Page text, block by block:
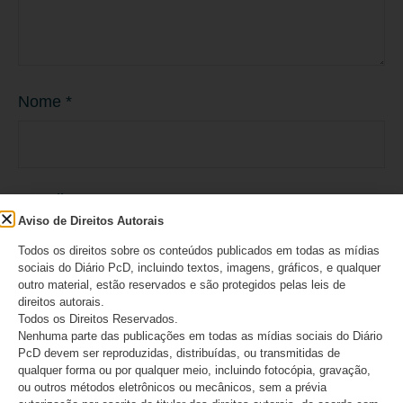
Nome *
E-mail*
Site
Aviso de Direitos Autorais
Todos os direitos sobre os conteúdos publicados em todas as mídias
sociais do Diário PcD, incluindo textos, imagens, gráficos, e qualquer
outro material, estão reservados e são protegidos pelas leis de
direitos autorais.
Todos os Direitos Reservados.
Nenhuma parte das publicações em todas as mídias sociais do Diário
PcD devem ser reproduzidas, distribuídas, ou transmitidas de
qualquer forma ou por qualquer meio, incluindo fotocópia, gravação,
ou outros métodos eletrônicos ou mecânicos, sem a prévia